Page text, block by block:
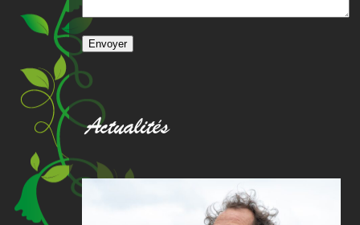
Actualités